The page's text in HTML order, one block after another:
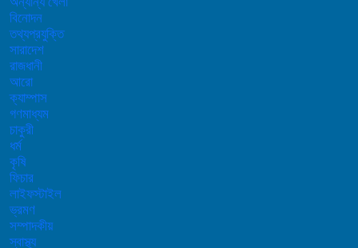
বিনোদন
তথ্যপ্রযুক্তি
সারাদেশ
রাজধানী
আরো
ক্যাম্পাস
গণমাধ্যম
চাকুরী
ধর্ম
কৃষি
ফিচার
লাইফস্টাইল
ভ্রমণ
সম্পাদকীয়
স্বাস্থ্য